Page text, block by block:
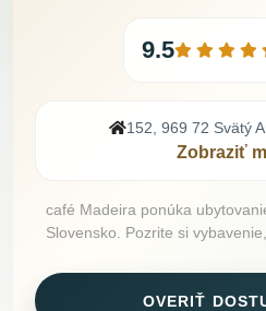
9.5
152, 969 72 Svätý
Zobraziť
café Madeira ponúka
Slovensko. Pozrite si
OVERIŤ